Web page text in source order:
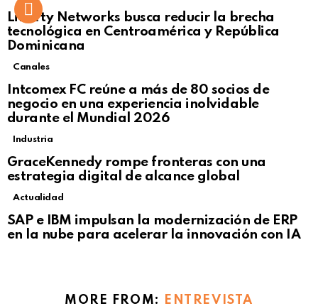
Liberty Networks busca reducir la brecha
tecnológica en Centroamérica y República
Dominicana
Canales
Intcomex FC reúne a más de 80 socios de
negocio en una experiencia inolvidable
durante el Mundial 2026
Industria
GraceKennedy rompe fronteras con una
estrategia digital de alcance global
Not Safe For Work
Click to view this post
Actualidad
SAP e IBM impulsan la modernización de ERP
en la nube para acelerar la innovación con IA
MORE FROM: ENTREVISTA